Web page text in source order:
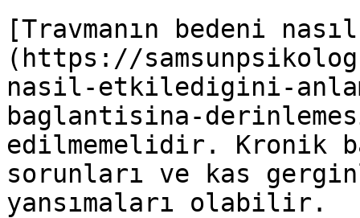
[Travmanın bedeni
(https://
nasil-etkiledigini-
baglantisina-
edilmemelidir. Kronik
sorunları ve kas
yansımaları olabilir.